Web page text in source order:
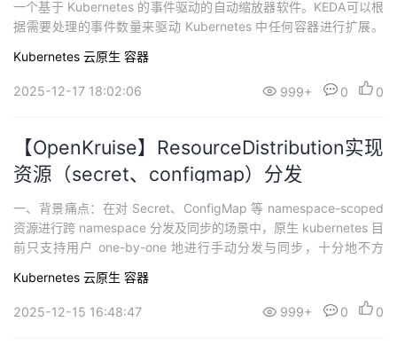
一个基于 Kubernetes 的事件驱动的自动缩放器软件。KEDA可以根
据需要处理的事件数量来驱动 Kubernetes 中任何容器进行扩展。
应用程序继续运行。从而使得 KEDA 能够与任意 Kubernetes 上的
应用程序...
Kubernetes 云原生 容器
2025-12-17 18:02:06 999+ 0 0
【OpenKruise】ResourceDistribution实现
资源（secret、configmap）分发
一、背景痛点：在对 Secret、ConfigMap 等 namespace-scoped
资源进行跨 namespace 分发及同步的场景中，原生 kubernetes 目
前只支持用户 one-by-one 地进行手动分发与同步，十分地不方
NS 数量多，SidecarSet 又要拉取私有镜像时，不...
Kubernetes 云原生 容器
2025-12-15 16:48:47 999+ 0 0